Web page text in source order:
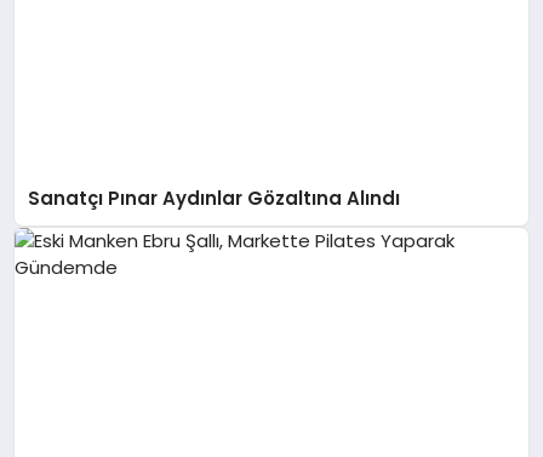
Sanatçı Pınar Aydınlar Gözaltına Alındı